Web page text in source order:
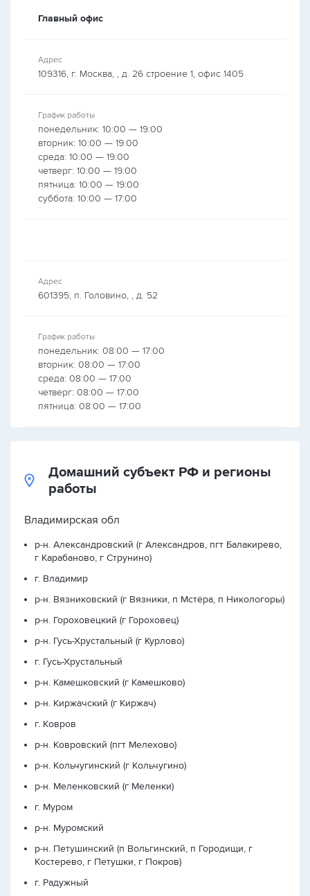
Главный офис
Адрес
109316, г. Москва, , д. 26 строение 1, офис 1405
График работы
понедельник: 10:00 — 19:00
вторник: 10:00 — 19:00
среда: 10:00 — 19:00
четверг: 10:00 — 19:00
пятница: 10:00 — 19:00
суббота: 10:00 — 17:00
Адрес
601395, п. Головино, , д. 52
График работы
понедельник: 08:00 — 17:00
вторник: 08:00 — 17:00
среда: 08:00 — 17:00
четверг: 08:00 — 17:00
пятница: 08:00 — 17:00
Домашний субъект РФ и регионы
работы
Владимирская обл
р-н. Александровский (г Александров, пгт Балакирево,
г Карабаново, г Струнино)
г. Владимир
р-н. Вязниковский (г Вязники, п Мстёра, п Никологоры)
р-н. Гороховецкий (г Гороховец)
р-н. Гусь-Хрустальный (г Курлово)
г. Гусь-Хрустальный
р-н. Камешковский (г Камешково)
р-н. Киржачский (г Киржач)
г. Ковров
р-н. Ковровский (пгт Мелехово)
р-н. Кольчугинский (г Кольчугино)
р-н. Меленковский (г Меленки)
г. Муром
р-н. Муромский
р-н. Петушинский (п Вольгинский, п Городищи, г
Костерево, г Петушки, г Покров)
г. Радужный